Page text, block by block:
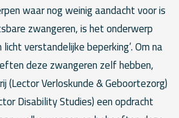
waar nog weinig aandacht voor is
zwangeren, is het onderwerp
verstandelijke beperking’. Om na
deze zwangeren zelf hebben,
(Lector Verloskunde & Geboortezorg)
Disability Studies) een opdracht